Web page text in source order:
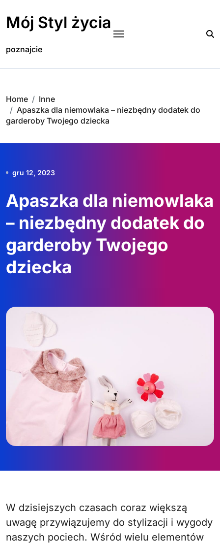
content
Mój Styl życia
poznajcie
Home
Inne
Apaszka dla niemowlaka – niezbędny dodatek do
garderoby Twojego dziecka
gru 12, 2023
Apaszka dla niemowlaka
– niezbędny dodatek do
garderoby Twojego
dziecka
W dzisiejszych czasach coraz większą
uwagę przywiązujemy do stylizacji i wygody
naszych pociech. Wśród wielu elementów